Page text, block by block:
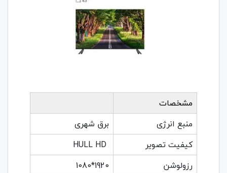
مشخصات
منبع انرژی
برق شهری
کیفیت تصویر
رزولوشن
1920*1080